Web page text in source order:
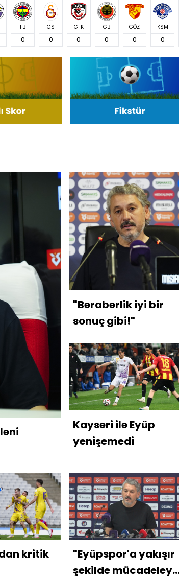
FB
0
GS
0
GFK
0
GB
0
GÖZ
0
KSM
0
"Beraberlik iyi bir
sonuç gibi!"
Kayseri ile Eyüp
yenişemedi
kritik
"Eyüpspor'a yakışır
şekilde mücadeleye